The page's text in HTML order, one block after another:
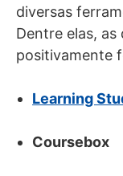
diversas
Dentre elas, as
positivamente
Learning
Coursebox